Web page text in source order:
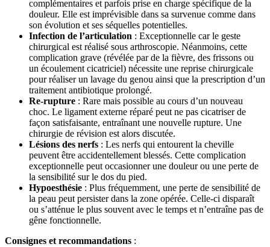
complémentaires et parfois prise en charge spécifique de la
douleur. Elle est imprévisible dans sa survenue comme dans
son évolution et ses séquelles potentielles.
Infection de l’articulation : Exceptionnelle car le geste
chirurgical est réalisé sous arthroscopie. Néanmoins, cette
complication grave (révélée par de la fièvre, des frissons ou
un écoulement cicatriciel) nécessite une reprise chirurgicale
pour réaliser un lavage du genou ainsi que la prescription d’un
traitement antibiotique prolongé.
Re-rupture : Rare mais possible au cours d’un nouveau
choc. Le ligament externe réparé peut ne pas cicatriser de
façon satisfaisante, entraînant une nouvelle rupture. Une
chirurgie de révision est alors discutée.
Lésions des nerfs : Les nerfs qui entourent la cheville
peuvent être accidentellement blessés. Cette complication
exceptionnelle peut occasionner une douleur ou une perte de
la sensibilité sur le dos du pied.
Hypoesthésie : Plus fréquemment, une perte de sensibilité de
la peau peut persister dans la zone opérée. Celle-ci disparaît
ou s’atténue le plus souvent avec le temps et n’entraîne pas de
gêne fonctionnelle.
Consignes et recommandations :